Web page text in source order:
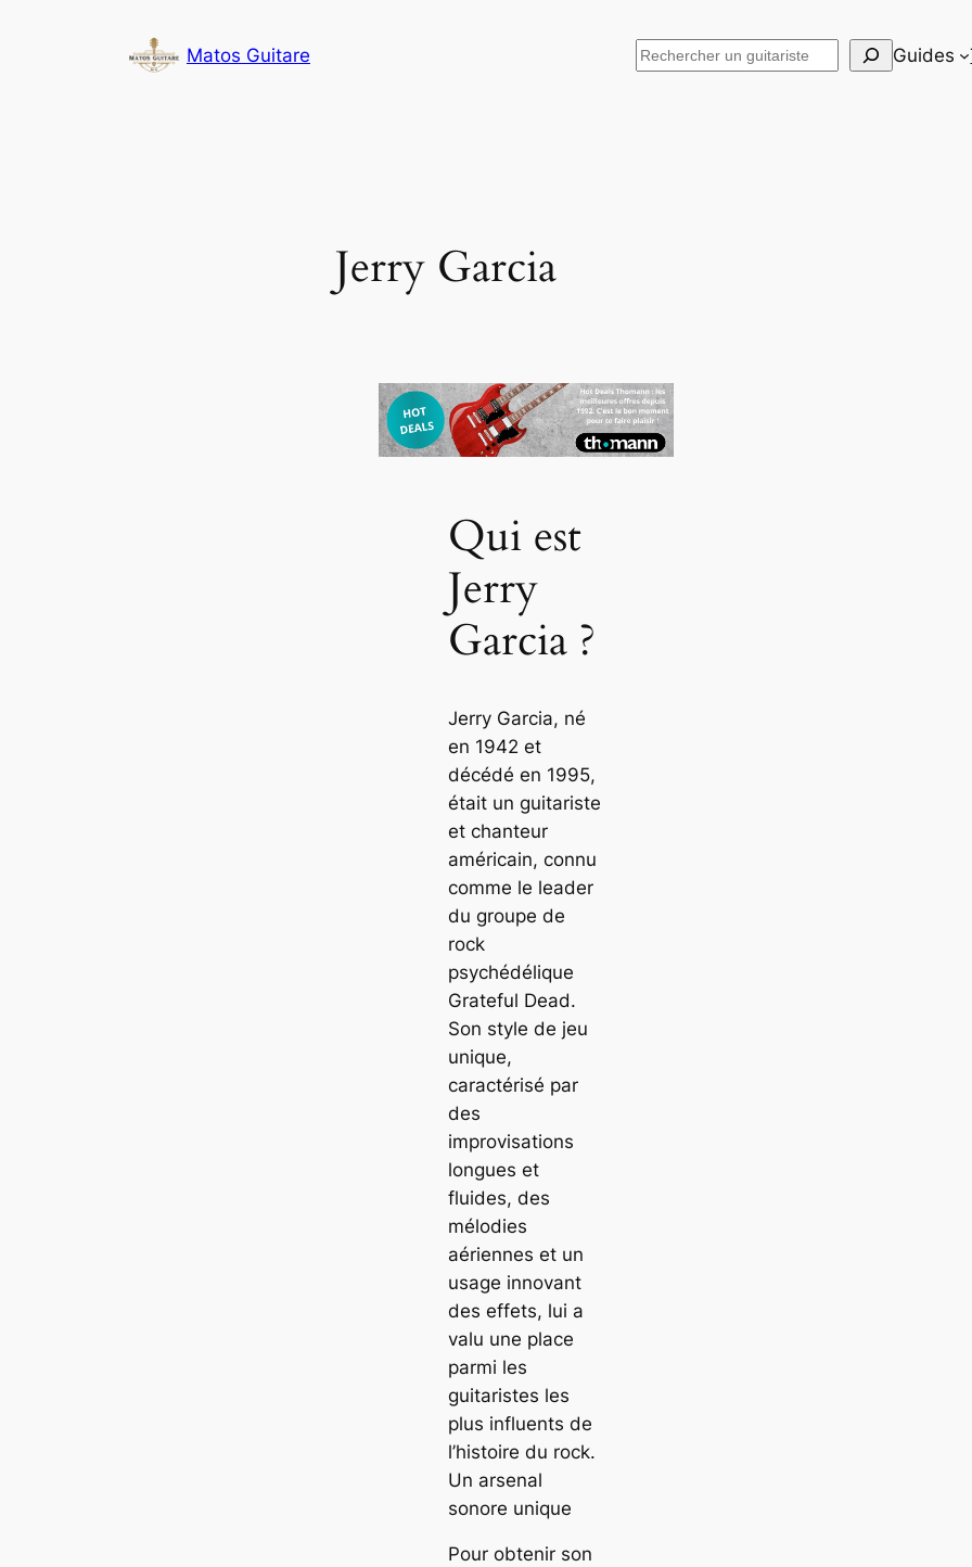
Matos Guitare Rechercher Guides
Jerry Garcia
Qui est
Jerry
Garcia ?
Jerry Garcia, né
en 1942 et
décédé en 1995,
était un guitariste
et chanteur
américain, connu
comme le leader
du groupe de
rock
psychédélique
Grateful Dead.
Son style de jeu
unique,
caractérisé par
des
improvisations
longues et
fluides, des
mélodies
aériennes et un
usage innovant
des effets, lui a
valu une place
parmi les
guitaristes les
plus influents de
l’histoire du rock.
Un arsenal
sonore unique
Pour obtenir son